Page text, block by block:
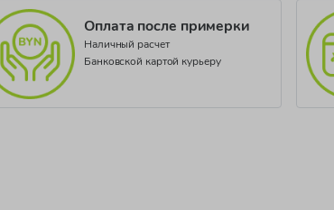
Оплата после примерки
Наличный расчет
Банковской картой курьеру